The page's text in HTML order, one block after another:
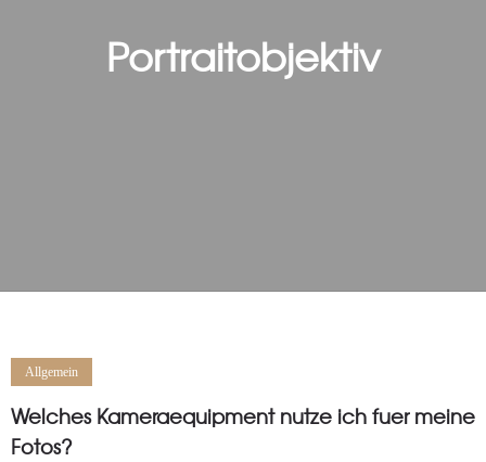
Portraitobjektiv
Allgemein
Welches Kameraequipment nutze ich fuer meine
Fotos?